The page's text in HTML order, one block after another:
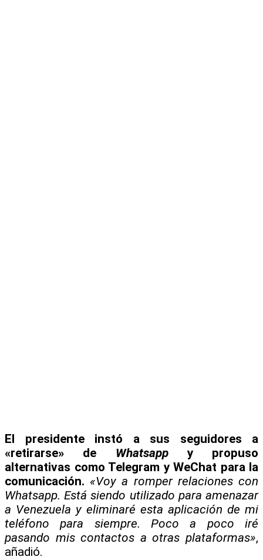
El presidente instó a sus seguidores a
«retirarse» de Whatsappy propuso
alternativas como Telegram y WeChat para la
comunicación. «Voy a romper relaciones con
Whatsapp. Está siendo utilizado para amenazar
a Venezuela y eliminaré esta aplicación de mi
teléfono para siempre. Poco a poco iré
pasando mis contactos a otras plataformas»,
añadió.